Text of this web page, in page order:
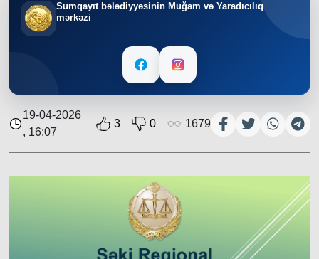
Sumqayıt bələdiyyəsinin Muğam və Yaradıcılıq
mərkəzi
19-04-2026
, 16:07
3 0 1679